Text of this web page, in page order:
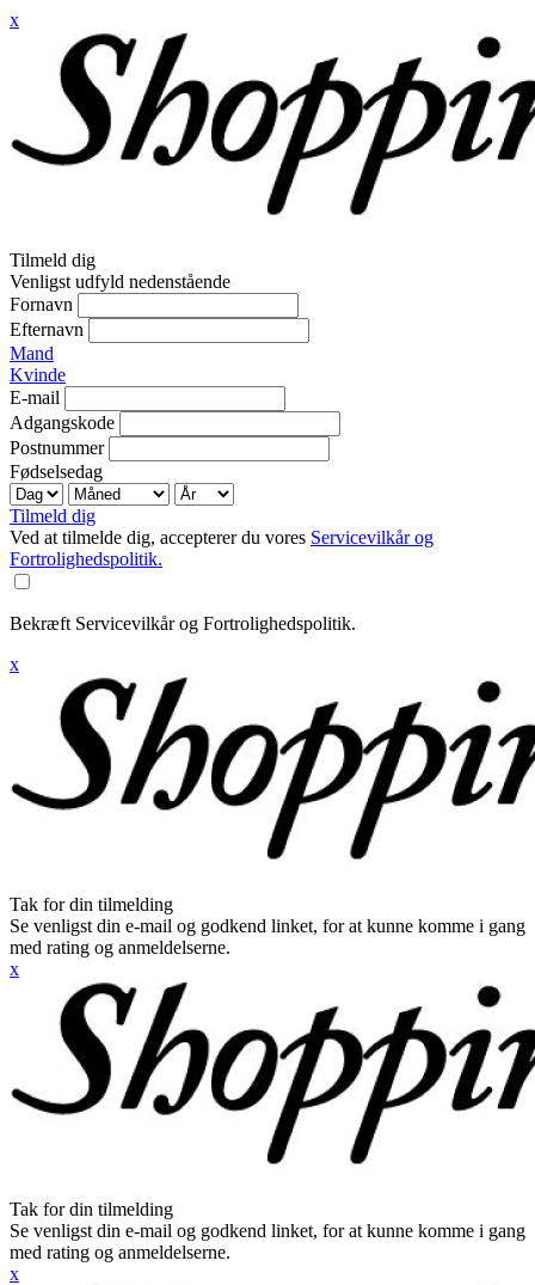
x
Tilmeld dig
Venligst udfyld nedenstående
Fornavn
Efternavn
Mand
Kvinde
E-mail
Adgangskode
Postnummer
Fødselsedag
Tilmeld dig
Ved at tilmelde dig, accepterer du vores Servicevilkår og
Fortrolighedspolitik.
Bekræft Servicevilkår og Fortrolighedspolitik.
x
Tak for din tilmelding
Se venligst din e-mail og godkend linket, for at kunne komme i gang
med rating og anmeldelserne.
x
Tak for din tilmelding
Se venligst din e-mail og godkend linket, for at kunne komme i gang
med rating og anmeldelserne.
x